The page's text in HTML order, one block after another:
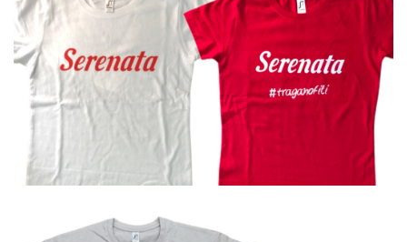
Μπλουζάκια